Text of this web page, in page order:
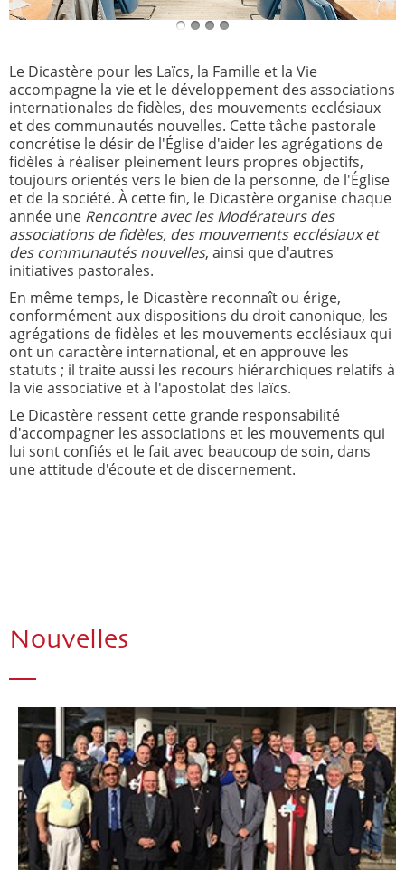
Le Dicastère pour les Laïcs, la Famille et la Vie
accompagne la vie et le développement des associations
internationales de fidèles, des mouvements ecclésiaux
et des communautés nouvelles. Cette tâche pastorale
concrétise le désir de l'Église d'aider les agrégations de
fidèles à réaliser pleinement leurs propres objectifs,
toujours orientés vers le bien de la personne, de l'Église
et de la société. À cette fin, le Dicastère organise chaque
année une Rencontre avec les Modérateurs des
associations de fidèles, des mouvements ecclésiaux et
des communautés nouvelles, ainsi que d'autres
initiatives pastorales.
En même temps, le Dicastère reconnaît ou érige,
conformément aux dispositions du droit canonique, les
agrégations de fidèles et les mouvements ecclésiaux qui
ont un caractère international, et en approuve les
statuts ; il traite aussi les recours hiérarchiques relatifs à
la vie associative et à l'apostolat des laïcs.
Le Dicastère ressent cette grande responsabilité
d'accompagner les associations et les mouvements qui
lui sont confiés et le fait avec beaucoup de soin, dans
une attitude d'écoute et de discernement.
Nouvelles